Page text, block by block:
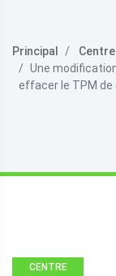
Principal
Une
effacer le TPM de
CENTRE